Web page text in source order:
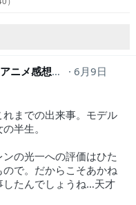
あかりが主役の回。半分総
面白いな。凡人の光一…
KP@アニメ垢【Ba.】今はアニメ感想の人
6月9日
までの出来事。モデル
半生。
の光一への評価はひた
で。だからこそあかね
したんでしょうね…天才